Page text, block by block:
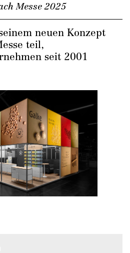
DE / EN
Messe 2025
neuen Konzept
teil,
seit 2001